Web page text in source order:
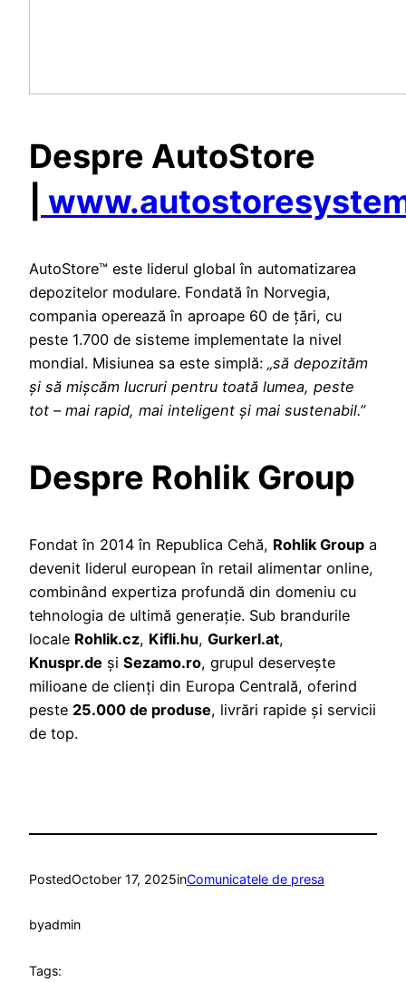
Despre AutoStore
AutoStore™ este liderul global în automatizarea
depozitelor modulare. Fondată în Norvegia,
compania operează în aproape 60 de țări, cu
peste 1.700 de sisteme implementate la nivel
mondial. Misiunea sa este simplă: „să depozităm
și să mișcăm lucruri pentru toată lumea, peste
tot – mai rapid, mai inteligent și mai sustenabil.”
Despre Rohlik Group
Fondat în 2014 în Republica Cehă, Rohlik Group a
devenit liderul european în retail alimentar online,
combinând expertiza profundă din domeniu cu
tehnologia de ultimă generație. Sub brandurile
locale Rohlik.cz, Kifli.hu, Gurkerl.at,
Knuspr.de și Sezamo.ro, grupul deservește
milioane de clienți din Europa Centrală, oferind
peste 25.000 de produse, livrări rapide și servicii
de top.
PostedOctober 17, 2025inComunicatele de presa
byadmin
Tags: